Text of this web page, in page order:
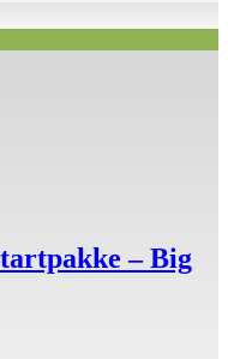
– Big